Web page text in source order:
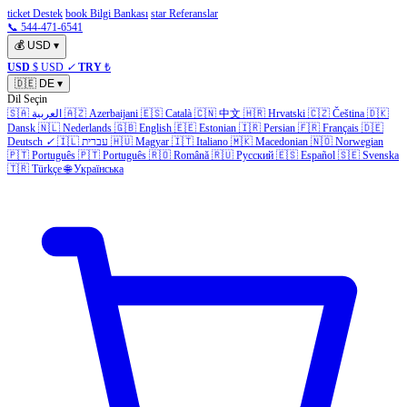
ticket Destek book Bilgi Bankası star Referanslar
📞 544-471-6541
💰 USD ▾
USD $ USD ✓ TRY ₺
🇩🇪 DE ▾
Dil Seçin
🇸🇦 العربية 🇦🇿 Azerbaijani 🇪🇸 Català 🇨🇳 中文 🇭🇷 Hrvatski 🇨🇿 Čeština 🇩🇰
Dansk 🇳🇱 Nederlands 🇬🇧 English 🇪🇪 Estonian 🇮🇷 Persian 🇫🇷 Français 🇩🇪
Deutsch ✓ 🇮🇱 עברית 🇭🇺 Magyar 🇮🇹 Italiano 🇲🇰 Macedonian 🇳🇴 Norwegian
🇵🇹 Português 🇵🇹 Português 🇷🇴 Română 🇷🇺 Русский 🇪🇸 Español 🇸🇪 Svenska
🇹🇷 Türkçe 🌐 Українська